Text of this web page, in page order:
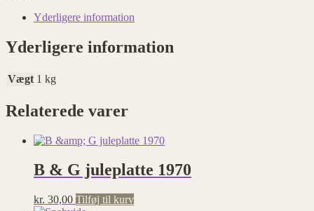
Yderligere information
Yderligere information
Vægt 1 kg
Relaterede varer
B & G juleplatte 1970
kr. 30,00 Tilføj til kurv